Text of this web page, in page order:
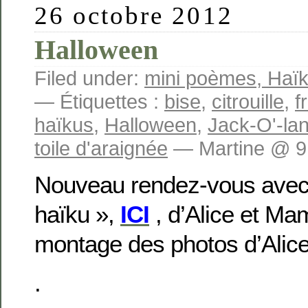
26 octobre 2012
Halloween
Filed under: mini poèmes,
— Étiquettes : bise, citrouille,
haïkus, Halloween, Jack-O'-
toile d'araignée — Martine @
Nouveau rendez-vous
haïku », ICI , d’Alice et
montage des photos
.